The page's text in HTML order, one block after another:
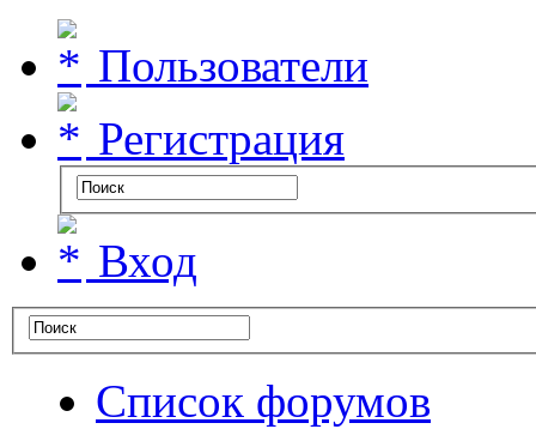
Пользователи
Регистрация
Вход
Список форумов